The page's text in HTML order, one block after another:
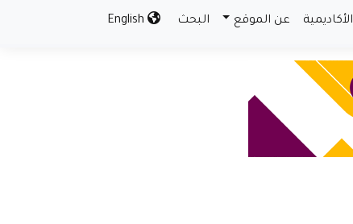
الأكاديمية عن الموقع البحث